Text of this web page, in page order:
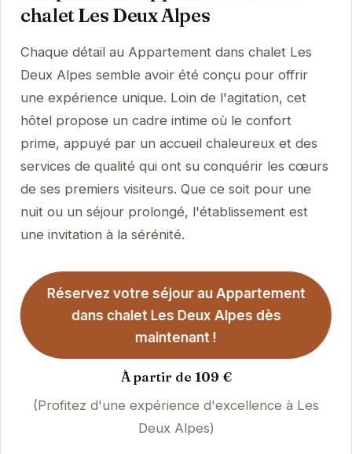
chalet Les Deux Alpes
Chaque détail au Appartement dans chalet Les
Deux Alpes semble avoir été conçu pour offrir
une expérience unique. Loin de l'agitation, cet
hôtel propose un cadre intime où le confort
prime, appuyé par un accueil chaleureux et des
services de qualité qui ont su conquérir les cœurs
de ses premiers visiteurs. Que ce soit pour une
nuit ou un séjour prolongé, l'établissement est
une invitation à la sérénité.
Réservez votre séjour au Appartement
dans chalet Les Deux Alpes dès
maintenant !
À partir de 109 €
(Profitez d'une expérience d'excellence à Les
Deux Alpes)